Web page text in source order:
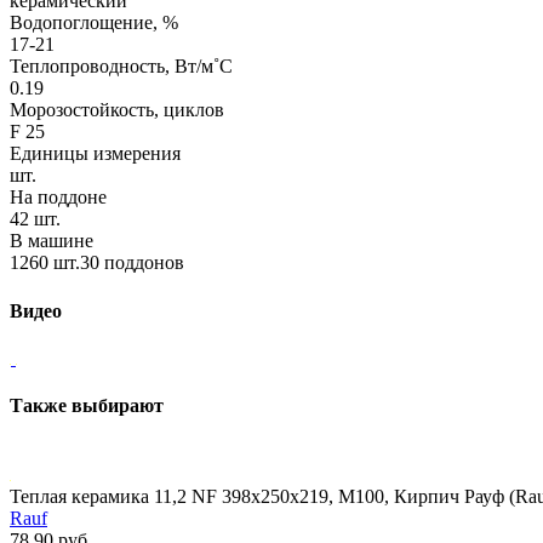
Водопоглощение, %
17-21
Теплопроводность, Вт/м˚С
0.19
Морозостойкость, циклов
F 25
Единицы измерения
шт.
На поддоне
42 шт.
В машине
1260 шт.30 поддонов
Видео
Также выбирают
Теплая керамика 11,2 NF 398х250х219, М100, Кирпич Рауф
Rauf